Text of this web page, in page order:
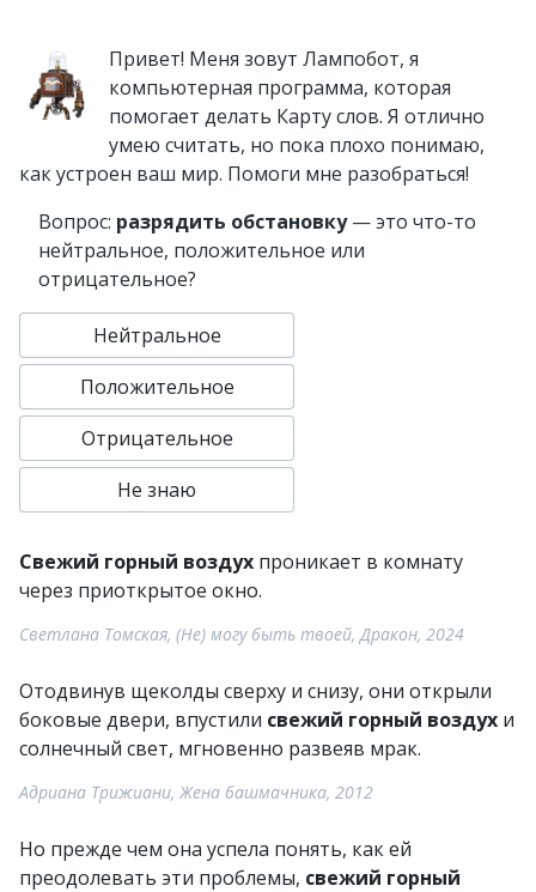
Привет! Меня зовут Лампобот, я
компьютерная программа, которая
помогает делать Карту слов. Я отлично
умею считать, но пока плохо понимаю,
как устроен ваш мир. Помоги мне разобраться!
Вопрос: разрядить обстановку— это что-то
нейтральное, положительное или
отрицательное?
Нейтральное
Положительное
Отрицательное
Не знаю
Свежий горный воздух проникает в комнату
через приоткрытое окно.
Светлана Томская, (Не) могу быть твоей, Дракон, 2024
Отодвинув щеколды сверху и снизу, они открыли
боковые двери, впустили свежий горный воздух и
солнечный свет, мгновенно развеяв мрак.
Адриана Трижиани, Жена башмачника, 2012
Но прежде чем она успела понять, как ей
преодолевать эти проблемы, свежий горный